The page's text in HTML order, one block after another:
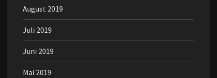
August 2019
Juli 2019
Juni 2019
Mai 2019